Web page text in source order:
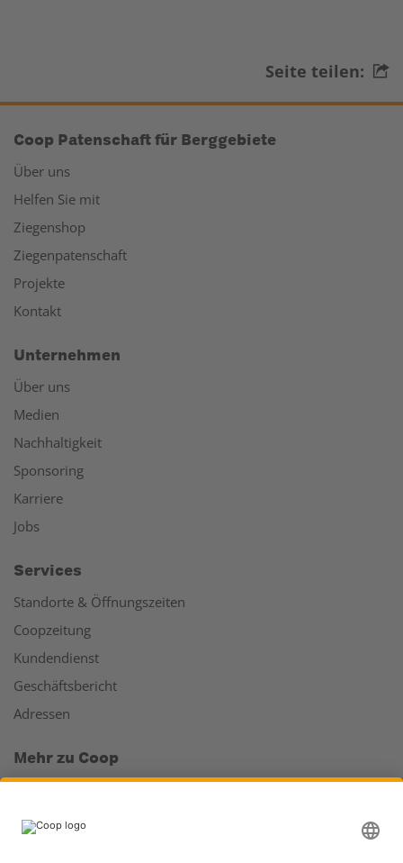
Seite teilen:
Coop Patenschaft für Berggebiete
Über uns
Helfen Sie mit
Ziegenshop
Ziegenpatenschaft
Projekte
Kontakt
Unternehmen
Über uns
Medien
Nachhaltigkeit
Sponsoring
Karriere
Jobs
Services
Standorte & Öffnungszeiten
Coopzeitung
Kundendienst
Geschäftsbericht
Adressen
Mehr zu Coop
Läden & Services